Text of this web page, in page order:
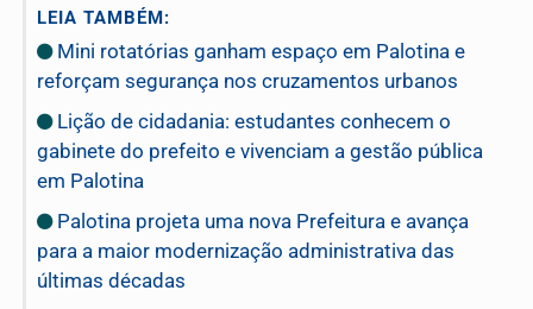
LEIA TAMBÉM:
Mini rotatórias ganham espaço em Palotina e
reforçam segurança nos cruzamentos urbanos
Lição de cidadania: estudantes conhecem o
gabinete do prefeito e vivenciam a gestão pública
em Palotina
Palotina projeta uma nova Prefeitura e avança
para a maior modernização administrativa das
últimas décadas